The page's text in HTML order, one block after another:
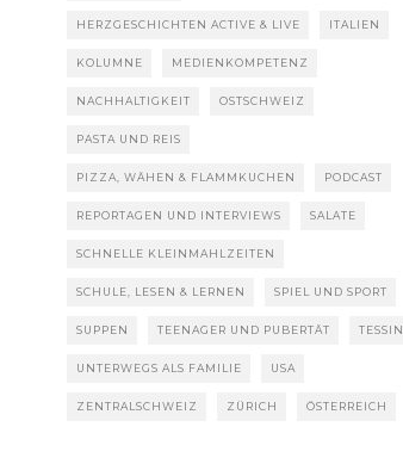
HERZGESCHICHTEN ACTIVE & LIVE ITALIEN
KOLUMNE MEDIENKOMPETENZ
NACHHALTIGKEIT OSTSCHWEIZ
PASTA UND REIS
PIZZA, WÄHEN & FLAMMKUCHEN PODCAST
REPORTAGEN UND INTERVIEWS SALATE
SCHNELLE KLEINMAHLZEITEN
SCHULE, LESEN & LERNEN SPIEL UND SPORT
SUPPEN TEENAGER UND PUBERTÄT TESSIN
UNTERWEGS ALS FAMILIE USA
ZENTRALSCHWEIZ ZÜRICH ÖSTERREICH